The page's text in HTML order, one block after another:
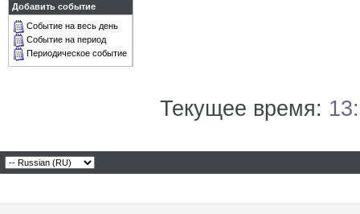
Добавить событие
Событие на весь день
Событие на период
Периодическое событие
Текущее время: